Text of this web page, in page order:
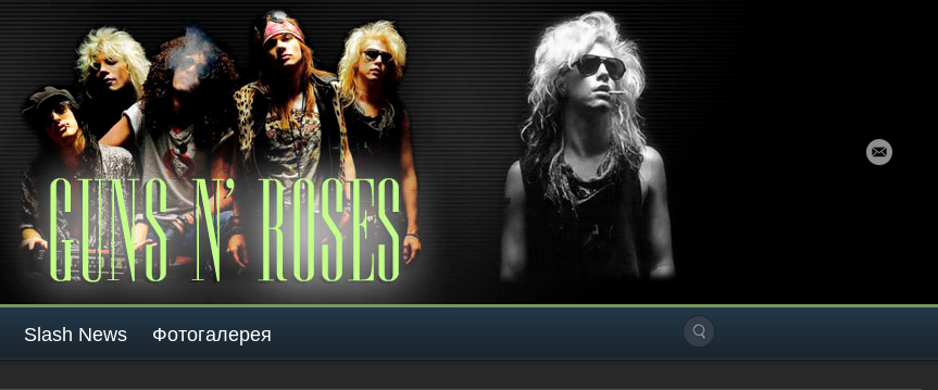
Slash News Фотогалерея